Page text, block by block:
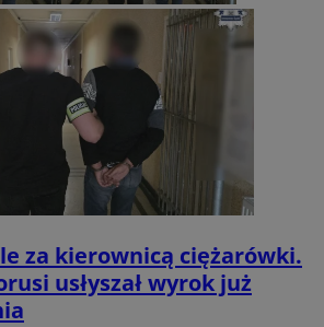
za kierownicą ciężarówki.
usłyszał wyrok już